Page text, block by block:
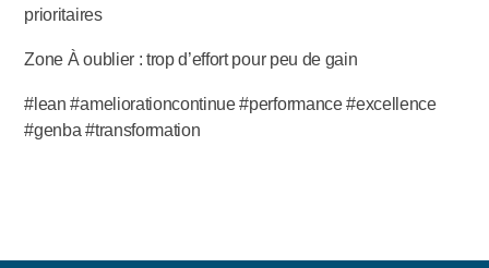
prioritaires
Zone À oublier : trop d’effort pour peu de gain
#lean #ameliorationcontinue #performance #excellence
#genba #transformation